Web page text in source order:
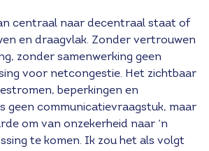
centraal naar decentraal staat of
en draagvlak. Zonder vertrouwen
zonder samenwerking geen
voor netcongestie. Het zichtbaar
beperkingen en
geen communicatievraagstuk, maar
om van onzekerheid naar ‘n
te komen. Ik zou het als volgt